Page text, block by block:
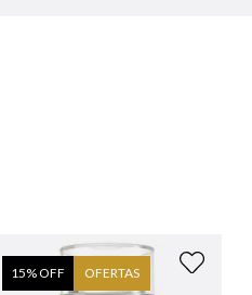
15% OFF OFERTAS